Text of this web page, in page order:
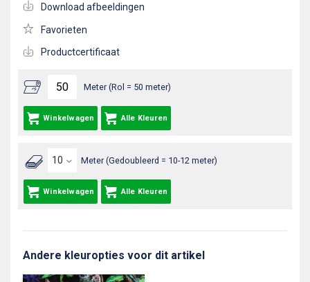
Meter (Rol = 50 meter)
Winkelwagen Alle Kleuren
Meter (Gedoubleerd = 10-12 meter)
Winkelwagen Alle Kleuren
Download afbeeldingen
Favorieten
Productcertificaat
Andere kleuropties voor dit artikel